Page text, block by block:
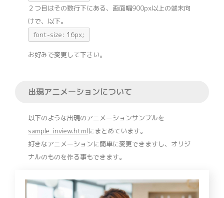
２つ目はその数行下にある、画面幅900px以上の端末向
けで、以下。
font-size: 16px;
お好みで変更して下さい。
出現アニメーションについて
以下のような出現のアニメーションサンプルを
sample_inview.htmlにまとめています。
好きなアニメーションに簡単に変更できますし、オリジ
ナルのものを作る事もできます。